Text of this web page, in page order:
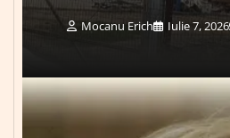
Mocanu Erich Iulie 7, 2026